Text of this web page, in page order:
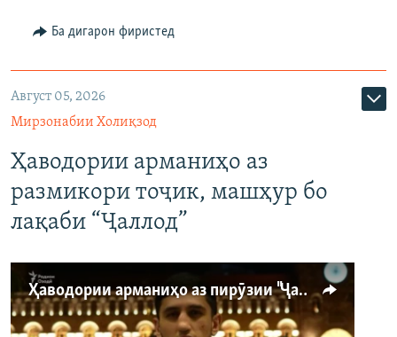
Ба дигарон фиристед
Август 05, 2026
Мирзонабии Холиқзод
Ҳаводории арманиҳо аз
размикори тоҷик, машҳур бо
лақаби “Ҷаллод”
Ҳаводории арманиҳо аз пирӯзии "Ҷаллод"-и тоҷик